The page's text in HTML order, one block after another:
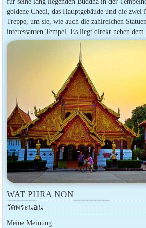
goldene Chedi, das Hauptgebäude und die zwei
Treppe, um sie, wie auch die zahlreichen
interessanten Tempel. Es liegt direkt neben dem
WAT PHRA NON
วัดพระนอน
Meine Meinung :